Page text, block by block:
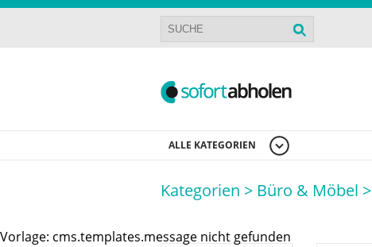
ALLE KATEGORIEN
Kategorien > Büro & Möbel >
Vorlage: cms.templates.message nicht gefunden